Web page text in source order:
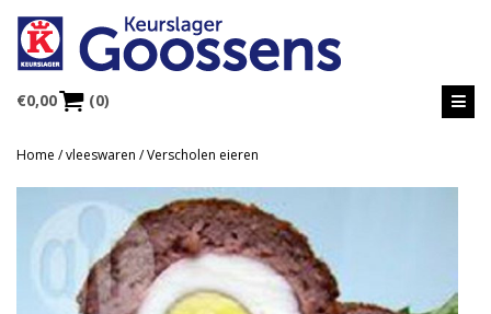
€0,00 (0)
Home /vleeswaren / Verscholen eieren